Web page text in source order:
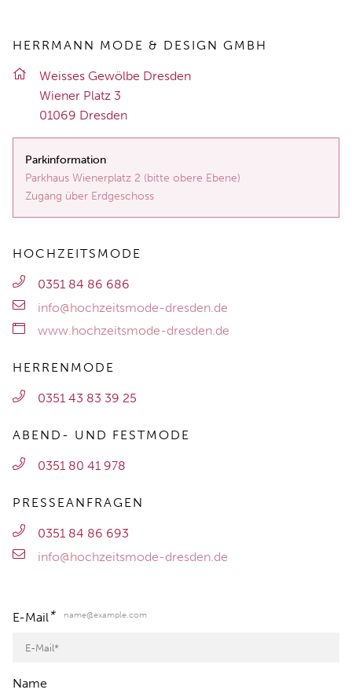
HERRMANN MODE & DESIGN GMBH
Weis­ses Ge­wöl­be Dres­den
Wie­ner Platz 3
01069 Dres­den
Parkinformation
Parkhaus Wienerplatz 2 (bitte obere Ebene)
Zugang über Erdgeschoss
HOCHZEITSMODE
0351 84 86 686
info@hochzeitsmode-dresden.de
www.hochzeitsmode-dresden.de
HERRENMODE
0351 43 83 39 25
ABEND- UND FESTMODE
0351 80 41 978
PRESSEANFRAGEN
0351 84 86 693
info@hochzeitsmode-dresden.de
E-Mail* name@example.com
Name